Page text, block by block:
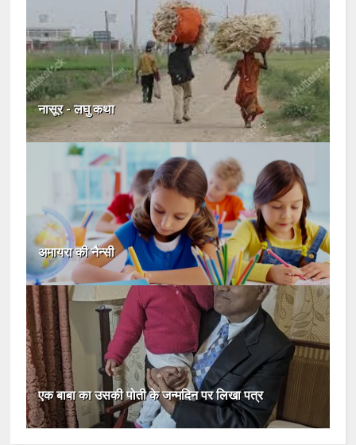
नासूर - लघु कथा
अमायरा की नैन्सी
एक बाबा का उसकी पोती के जन्मदिन पर लिखा पत्र